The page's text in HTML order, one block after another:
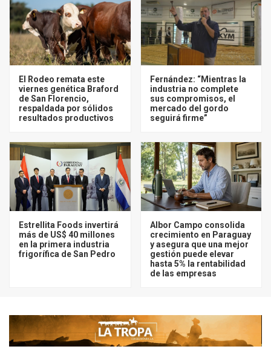
El Rodeo remata este
viernes genética Braford
de San Florencio,
respaldada por sólidos
resultados productivos
Fernández: “Mientras la
industria no complete
sus compromisos, el
mercado del gordo
seguirá firme”
Estrellita Foods invertirá
más de US$ 40 millones
en la primera industria
frigorífica de San Pedro
Albor Campo consolida
crecimiento en Paraguay
y asegura que una mejor
gestión puede elevar
hasta 5% la rentabilidad
de las empresas